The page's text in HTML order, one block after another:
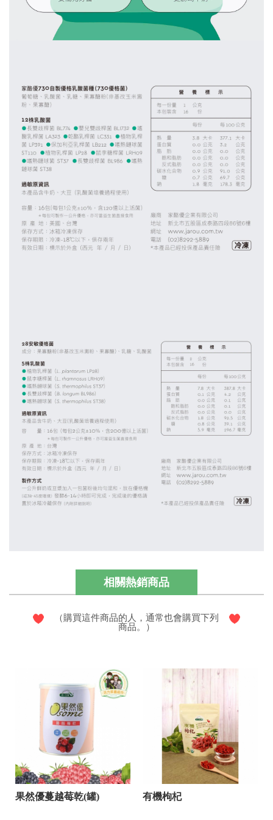
相關熱銷商品
（購買這件商品的人，通常也會購買下列
商品。）
果然優蔓越莓乾(罐) 有機枸杞